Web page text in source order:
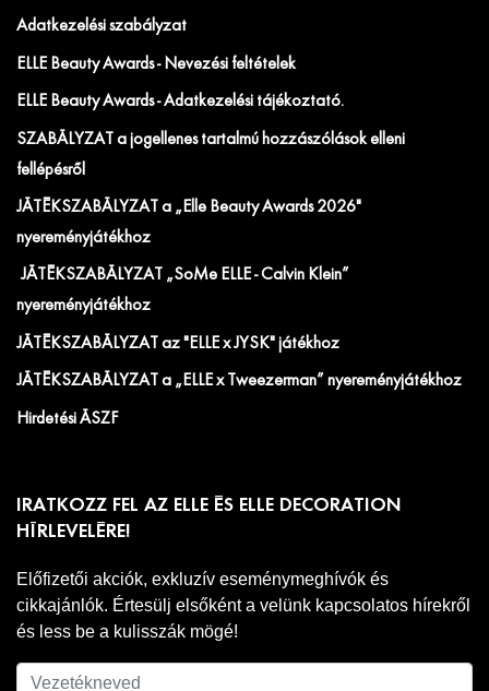
Adatkezelési szabályzat
ELLE Beauty Awards - Nevezési feltételek
ELLE Beauty Awards - Adatkezelési tájékoztató.
SZABÁLYZAT a jogellenes tartalmú hozzászólások elleni
fellépésről
JÁTÉKSZABÁLYZAT a „Elle Beauty Awards 2026"
nyereményjátékhoz
JÁTÉKSZABÁLYZAT „SoMe ELLE - Calvin Klein”
nyereményjátékhoz
JÁTÉKSZABÁLYZAT az "ELLE x JYSK" játékhoz
JÁTÉKSZABÁLYZAT a „ELLE x Tweezerman” nyereményjátékhoz
Hirdetési ÁSZF
IRATKOZZ FEL AZ ELLE ÉS ELLE DECORATION
HÍRLEVELÉRE!
Előfizetői akciók, exkluzív eseménymeghívók és
cikkajánlók. Értesülj elsőként a velünk kapcsolatos hírekről
és less be a kulisszák mögé!